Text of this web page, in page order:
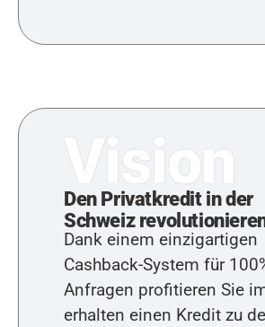
Vision
Den Privatkredit in der
Schweiz
Dank einem einzigartigen
Cashback-System für
Anfragen profitieren Sie
erhalten einen Kredit zu